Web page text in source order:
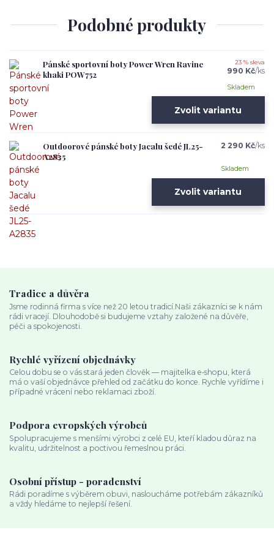
Podobné produkty
Pánské sportovní boty Power Wren Ravine
khaki POW752
23 % sleva
990 Kč/ks
Skladem
Zvolit variantu
Outdoorové pánské boty Jacalu šedé JL25-
A2835
2 290 Kč/ks
Skladem
Zvolit variantu
Tradice a důvěra
Jsme rodinná firma s více než 20 letou tradicí.Naši zákazníci se k nám
rádi vracejí. Dlouhodobě si budujeme vztahy založené na důvěře,
péči a spokojenosti.
Rychlé vyřízení objednávky
Celou dobu se o vás stará jeden člověk — majitelka e‑shopu, která
má o vaší objednávce přehled od začátku do konce. Rychle vyřídíme i
případné vrácení nebo reklamaci zboží.
Podpora evropských výrobců
Spolupracujeme s menšími výrobci z celé EU, kteří kladou důraz na
kvalitu, udržitelnost a poctivou řemeslnou práci.
Osobní přístup - poradenství
Rádi poradíme s výběrem obuvi, nasloucháme potřebám zákazníků
a vždy hledáme to nejlepší řešení.